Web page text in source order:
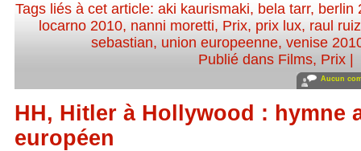
Tags liés à cet article:aki kaurismaki, bela tarr, berlin
locarno 2010, nanni moretti, Prix, prix lux, raul ruiz
sebastian, union europeenne,venise
Publié dans Films, Prix
Aucun
HH, Hitler à Hollywood : hymne
européen